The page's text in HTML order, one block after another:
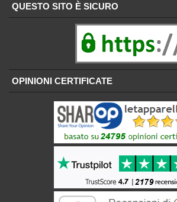
QUESTO SITO È SICURO
OPINIONI CERTIFICATE